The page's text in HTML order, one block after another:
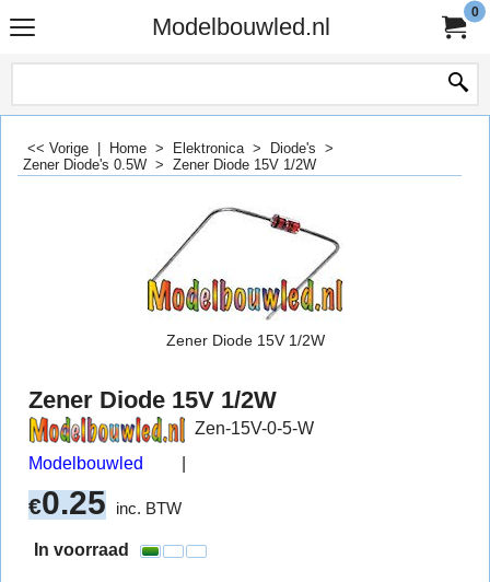
Modelbouwled.nl
0
<< Vorige Home > Elektronica> Diode's >
Zener Diode's 0.5W > Zener Diode 15V 1/2W
Zener Diode 15V 1/2W
Zener Diode 15V 1/2W
Modelbouwled
Zen-15V-0-5-W
€0.25 inc. BTW
In voorraad